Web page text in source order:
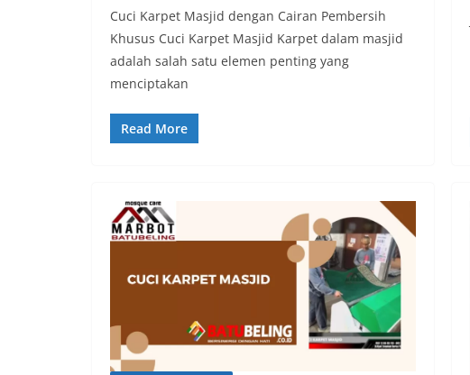
Cuci Karpet Masjid dengan Cairan Pembersih
Khusus Cuci Karpet Masjid Karpet dalam masjid
adalah salah satu elemen penting yang
menciptakan
Read More